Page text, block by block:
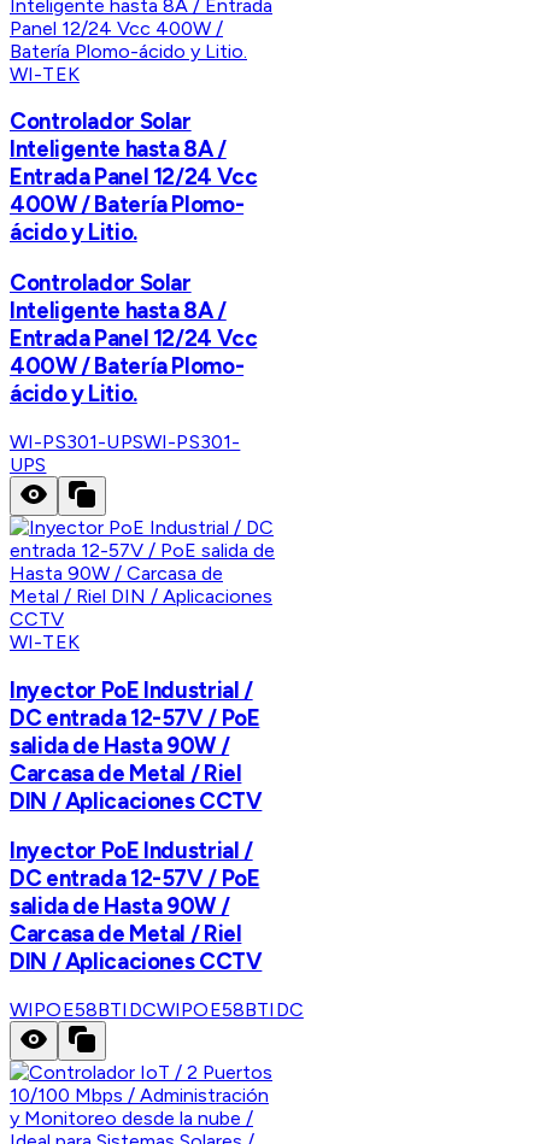
WI-TEK
Controlador Solar
Inteligente hasta 8A /
Entrada Panel 12/24 Vcc
400W / Batería Plomo-
ácido y Litio.
Controlador Solar
Inteligente hasta 8A /
Entrada Panel 12/24 Vcc
400W / Batería Plomo-
ácido y Litio.
WI-PS301-UPSWI-PS301-
UPS
WI-TEK
Inyector PoE Industrial /
DC entrada 12-57V / PoE
salida de Hasta 90W /
Carcasa de Metal / Riel
DIN / Aplicaciones CCTV
Inyector PoE Industrial /
DC entrada 12-57V / PoE
salida de Hasta 90W /
Carcasa de Metal / Riel
DIN / Aplicaciones CCTV
WIPOE58BTIDCWIPOE58BTIDC